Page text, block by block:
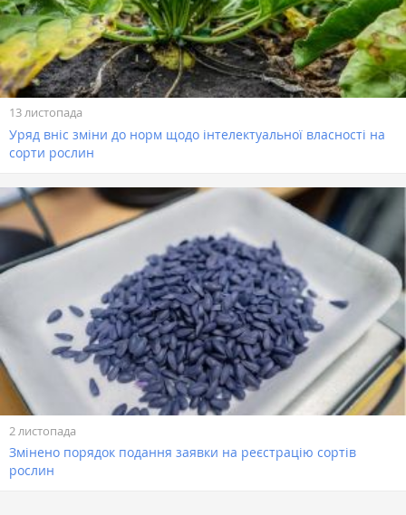
13 листопада
Уряд вніс зміни до норм щодо інтелектуальної власності на
сорти рослин
2 листопада
Змінено порядок подання заявки на реєстрацію сортів
рослин